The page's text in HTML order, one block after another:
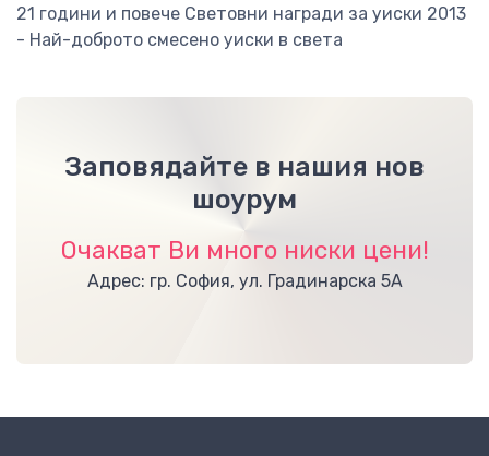
21 години и повече Световни награди за уиски 2013
- Най-доброто смесено уиски в света
Заповядайте в нашия нов
шоурум
Очакват Ви много ниски цени!
Адрес: гр. София, ул. Градинарска 5А